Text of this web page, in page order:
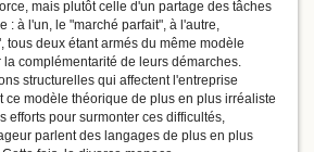
mais plutôt celle d'un partage des tâches
: à l'un, le "marché parfait", à l'autre,
tous deux étant armés du même modèle
complémentarité de leurs démarches.
structurelles qui affectent l'entreprise
ce modèle théorique de plus en plus irréaliste
efforts pour surmonter ces difficultés,
parlent des langages de plus en plus